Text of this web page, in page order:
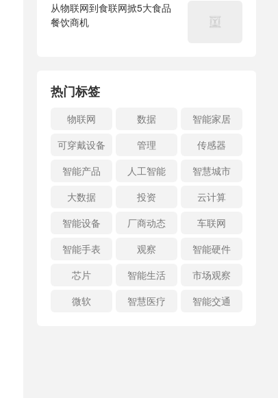
从物联网到食联网掀5大食品
餐饮商机
热门标签
物联网 数据
智能家居
可穿戴设备
管理
传感器
智能产品
人工智能
智慧城市
大数据
投资
云计算
智能设备
厂商动态
车联网
智能手表
观察
智能硬件
芯片
智能生活
市场观察
微软
智慧医疗 智能交通